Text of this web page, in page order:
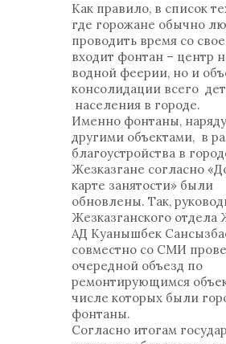
Как правило, в список
где горожане обычно
проводить время со
входит фонтан – центр
водной феерии, но и
консолидации всего
населения в городе.
Именно фонтаны,
другими объектами, в
благоустройства в
Жезказгане согласно
карте занятости» были
обновлены. Так,
Жезказганского
АД Куанышбек
совместно со СМИ
очередной объезд по
ремонтирующимся
числе которых были
фонтаны.
Согласно итогам